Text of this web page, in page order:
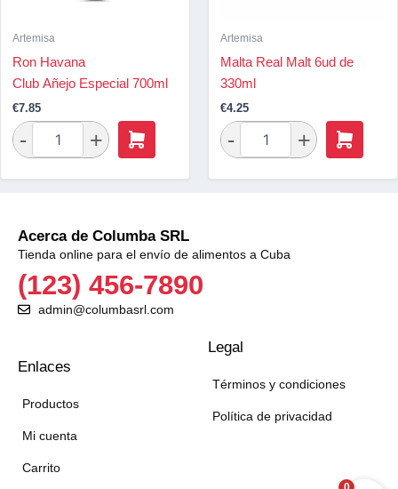
Artemisa
Ron Havana
Club Añejo Especial 700ml
€7.85
Artemisa
Malta Real Malt 6ud de
330ml
€4.25
Acerca de Columba SRL
Tienda online para el envío de alimentos a Cuba
(123) 456-7890
admin@columbasrl.com
Enlaces
Productos
Mi cuenta
Carrito
Legal
Términos y condiciones
Política de privacidad